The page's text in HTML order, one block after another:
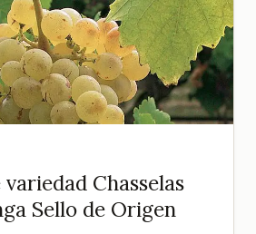
Chasselas
Sello de Origen